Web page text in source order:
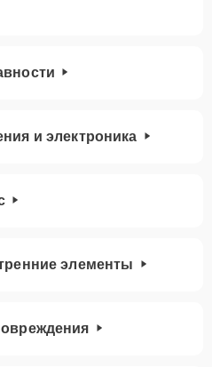
и электроника
элементы